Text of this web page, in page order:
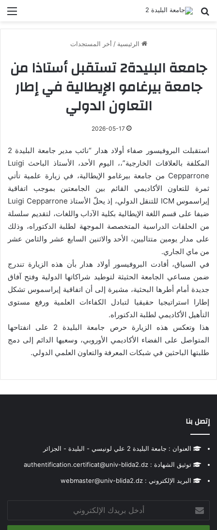
بحث عن
الرئيسية / أخر المستجدات
جامعة البليدة2 تستقبل أستاذا من
جامعة بيرغامو الإيطالية في إطار
التعاون الدولي
2026-05-17
استقبلت البروفيسور صفاء أولاد هدار “نائب مدير جامعة البليدة 2
المكلفة بالعلاقات الخارجية”،، اليوم الأحد، الأستاذ الباحث Luigi
Cepparrone من جامعة بيرغامو الإيطالية، في زيارة علمية تأتي
ثمرة للتعاون الأكاديمي القائم بين الجامعتين بموجب اتفاقية
إيراسموس ICM للتنقل الدولي، إذ يحلّ الأستاذ Luigi Cepparrone
ضيفا على قسم اللغة الإيطالية بكلية الآداب واللغات، لتقديم سلسلة
من الحلقات الدراسية المتخصصة الموجهة لطلبة الدكتوراه، وذلك
على مدار يومين متتاليين، الأحد والاثنين السابع عشر والثامن عشر
من ماي الجاري.
في السياق، أفادت البروفيسور أولاد هدار بأن هذه الزيارة تندرج
ضمن مساعي الجامعة الحثيثة لتوطيد شراكاتها الدولية وفتح آفاق
جديدة أمام أطرها البحثية، مشيرة إلى أن اتفاقية إيراسموس تشكل
إطارا استراتيجيا حقيقيا لتبادل الكفاءات العلمية ورفع مستوى
التأهيل الأكاديمي لطلبة الدكتوراه.
هذا وتعكس هذه الزيارة حرص جامعة البليدة 2 على انفتاحها
المتواصل على الفضاء الأكاديمي الأوروبي، وسعيها الدائم إلى دمج
طلبتها الباحثين في شبكات المعرفة والتعاون العلمي الدولي.
إتصل بنا
العنوان : جامعة البليدة 2 علي لونيسي - البليدة - الجزائر
توثيق الشهادة : authentification.certificat@univ-blida2.dz
البريد الإلكتروني : webmaster@univ-blida2.dz
بريدك
الإلكتروني